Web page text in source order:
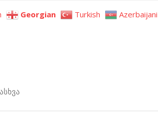
Georgian Turkish Azerbaijani